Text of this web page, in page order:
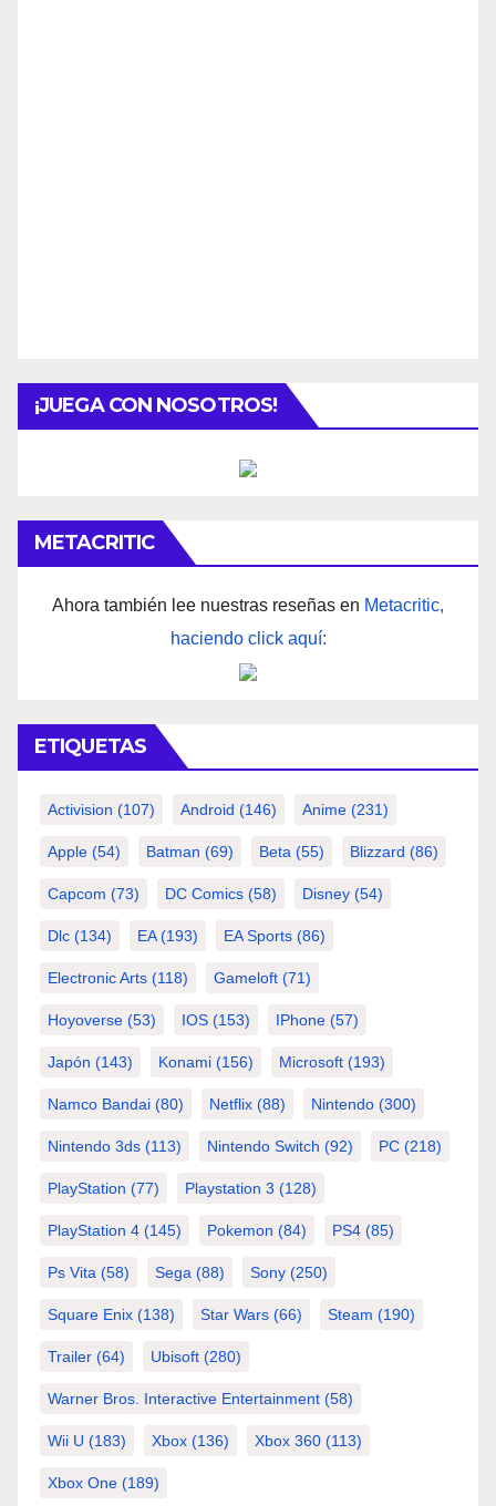
¡JUEGA CON NOSOTROS!
METACRITIC
Ahora también lee nuestras reseñas en Metacritic,
haciendo click aquí:
ETIQUETAS
Activision (107) Android (146) Anime (231)
Apple (54) Batman (69) Beta (55) Blizzard (86)
Capcom (73) DC Comics (58) Disney (54)
Dlc (134) EA(193) EA Sports (86)
Electronic Arts (118) Gameloft (71)
Hoyoverse (53) IOS (153) IPhone (57)
Japón (143) Konami (156) Microsoft (193)
Namco Bandai (80) Netflix (88) Nintendo (300)
Nintendo 3ds (113) Nintendo Switch (92) PC (218)
PlayStation (77) Playstation 3 (128)
PlayStation 4 (145) Pokemon (84) PS4 (85)
Ps Vita (58) Sega (88) Sony (250)
Square Enix (138) Star Wars (66) Steam (190)
Trailer (64) Ubisoft (280)
Warner Bros. Interactive Entertainment (58)
Wii U (183) Xbox (136) Xbox 360 (113)
Xbox One (189)